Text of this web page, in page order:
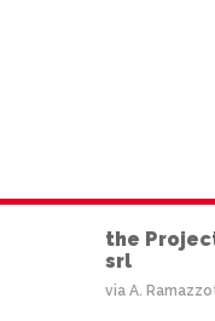
the
srl
via A.